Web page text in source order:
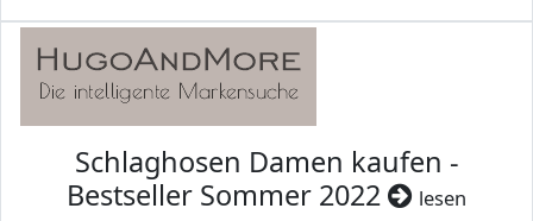
Schlaghosen Damen kaufen -
Bestseller Sommer 2022
lesen